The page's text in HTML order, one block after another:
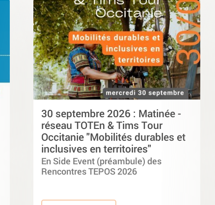
30 septembre 2026 : Matinée -
réseau TOTEn & Tims Tour
Occitanie "Mobilités durables et
inclusives en territoires"
En Side Event (préambule) des
Rencontres TEPOS 2026